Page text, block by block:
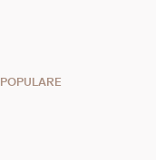
POPULARE